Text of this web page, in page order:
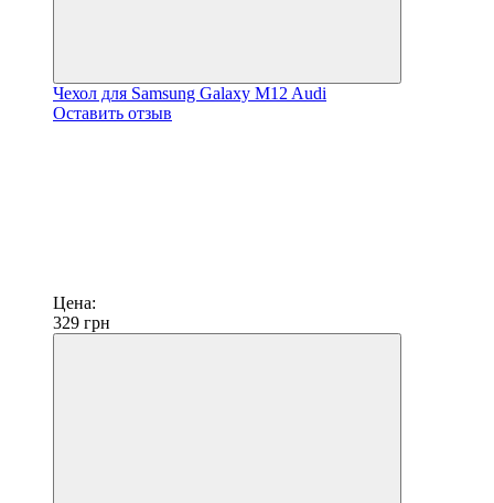
Чехол для Samsung Galaxy M12 Audi
Оставить отзыв
Цена:
329 грн